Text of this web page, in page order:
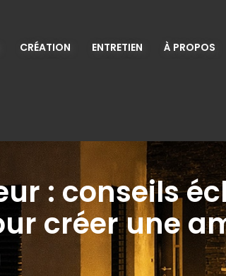
CRÉATION ENTRETIEN À PROPOS
: conseils
créer une